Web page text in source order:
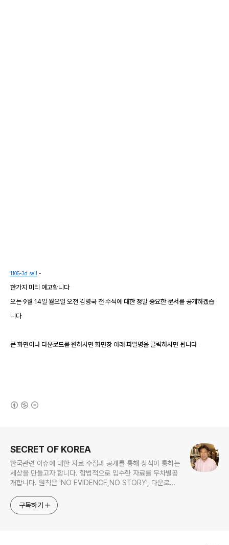
1105-3d sell -
한가지 미리 예고합니다
오는 9월 14일 월요일 오전 김병국 전 수석에 대한 정말 중요한 문서를 공개하겠습
니다
큰 화면이나 다운로드를 원하시면 화면창 아래 파일명을 클릭하시면 됩니다
SECRET OF KOREA
한국관련 이슈에 대한 자료 수집과 공개를 통해 상식이 통하는
세상을 만들고자 합니다. 합법적으로 입수한 자료를 무차별공
개합니다. 원칙은 'NO EVIDENCE,NO STORY', 다운로드
jesim56@gmail.com, 안보일때는 구글리더나 RSS로!!
구독하기